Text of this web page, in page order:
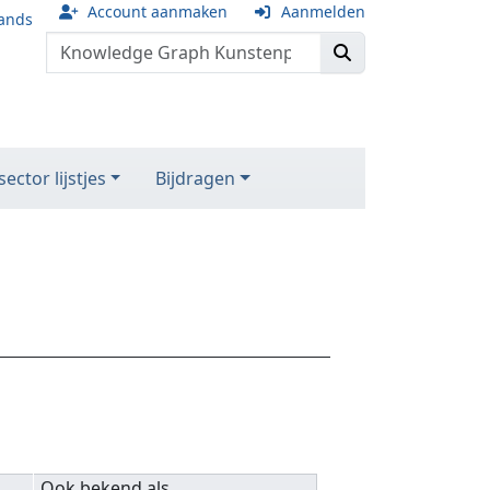
Account aanmaken Aanmelden
lijstjes Bijdragen